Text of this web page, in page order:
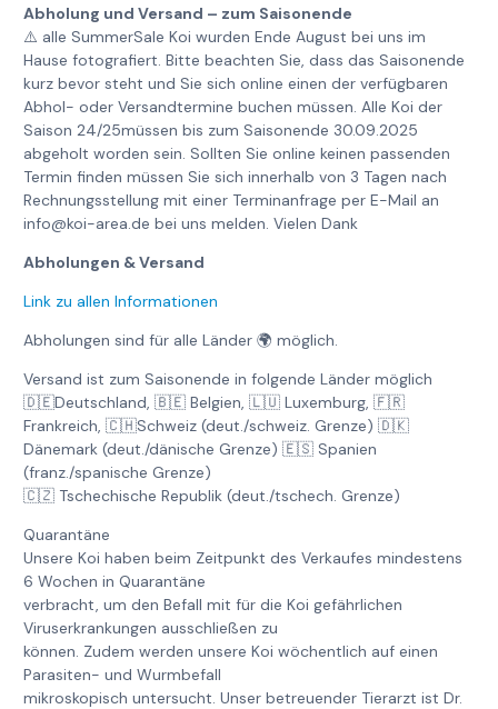
Abholung und Versand – zum Saisonende
⚠️ alle SummerSale Koi wurden Ende August bei uns im
Hause fotografiert. Bitte beachten Sie, dass das Saisonende
kurz bevor steht und Sie sich online einen der verfügbaren
Abhol- oder Versandtermine buchen müssen. Alle Koi der
Saison 24/25müssen bis zum Saisonende 30.09.2025
abgeholt worden sein. Sollten Sie online keinen passenden
Termin finden müssen Sie sich innerhalb von 3 Tagen nach
Rechnungsstellung mit einer Terminanfrage per E-Mail an
info@koi-area.de bei uns melden. Vielen Dank
Abholungen & Versand
Link zu allen Informationen
Abholungen sind für alle Länder 🌍 möglich.
Versand ist zum Saisonende in folgende Länder möglich
🇩🇪Deutschland, 🇧🇪 Belgien, 🇱🇺 Luxemburg, 🇫🇷
Frankreich, 🇨🇭Schweiz (deut./schweiz. Grenze) 🇩🇰
Dänemark (deut./dänische Grenze) 🇪🇸 Spanien
(franz./spanische Grenze)
🇨🇿 Tschechische Republik (deut./tschech. Grenze)
Quarantäne
Unsere Koi haben beim Zeitpunkt des Verkaufes mindestens
6 Wochen in Quarantäne
verbracht, um den Befall mit für die Koi gefährlichen
Viruserkrankungen ausschließen zu
können. Zudem werden unsere Koi wöchentlich auf einen
Parasiten- und Wurmbefall
mikroskopisch untersucht. Unser betreuender Tierarzt ist Dr.